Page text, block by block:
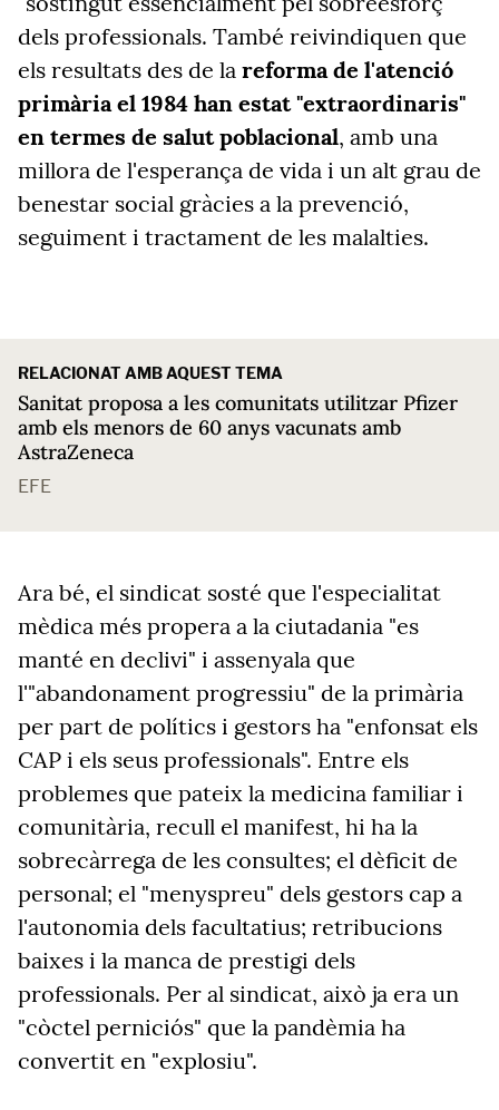
dels professionals. També reivindiquen que
els resultats des de la reforma de l'atenció
primària el 1984 han estat "extraordinaris"
en termes de salut poblacional, amb una
millora de l'esperança de vida i un alt grau de
benestar social gràcies a la prevenció,
seguiment i tractament de les malalties.
RELACIONAT AMB AQUEST TEMA
Sanitat proposa a les comunitats utilitzar Pfizer
amb els menors de 60 anys vacunats amb
AstraZeneca
EFE
Ara bé, el sindicat sosté que l'especialitat
mèdica més propera a la ciutadania "es
manté en declivi" i assenyala que
l'"abandonament progressiu" de la primària
per part de polítics i gestors ha "enfonsat els
CAP i els seus professionals". Entre els
problemes que pateix la medicina familiar i
comunitària, recull el manifest, hi ha la
sobrecàrrega de les consultes; el dèficit de
personal; el "menyspreu" dels gestors cap a
l'autonomia dels facultatius; retribucions
baixes i la manca de prestigi dels
professionals. Per al sindicat, això ja era un
"còctel perniciós" que la pandèmia ha
convertit en "explosiu".